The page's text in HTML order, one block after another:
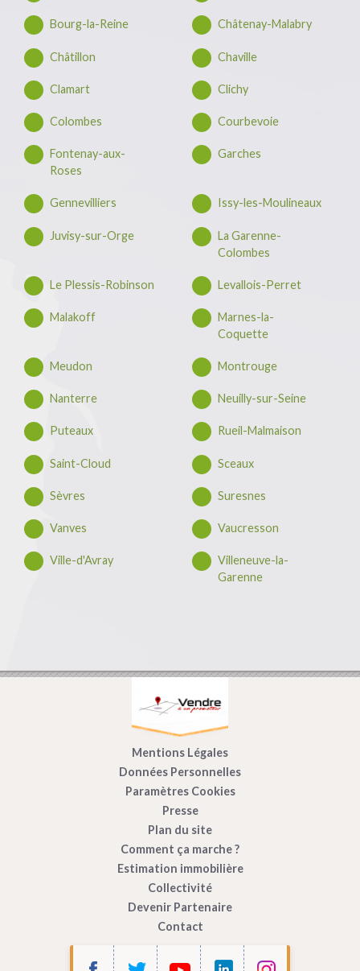
Bourg-la-Reine Châtenay-Malabry
Châtillon Chaville
Clamart Clichy
Colombes Courbevoie
Fontenay-aux-
Roses
Garches
Gennevilliers Issy-les-Moulineaux
Juvisy-sur-Orge
La Garenne-
Colombes
Le Plessis-Robinson Levallois-Perret
Malakoff
Marnes-la-
Coquette
Meudon Montrouge
Nanterre Neuilly-sur-Seine
Puteaux Rueil-Malmaison
Saint-Cloud Sceaux
Sèvres Suresnes
Vanves Vaucresson
Ville-d'Avray
Villeneuve-la-
Garenne
Mentions Légales
Données Personnelles
Paramètres Cookies
Presse
Plan du site
Comment ça marche ?
Estimation immobilière
Collectivité
Devenir Partenaire
Contact